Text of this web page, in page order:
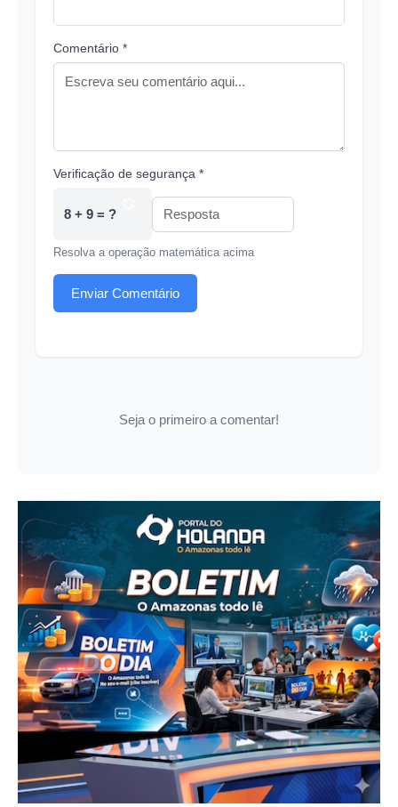
Comentário *
Verificação de segurança *
8 + 9 = ?
Resolva a operação matemática acima
Enviar Comentário
Seja o primeiro a comentar!